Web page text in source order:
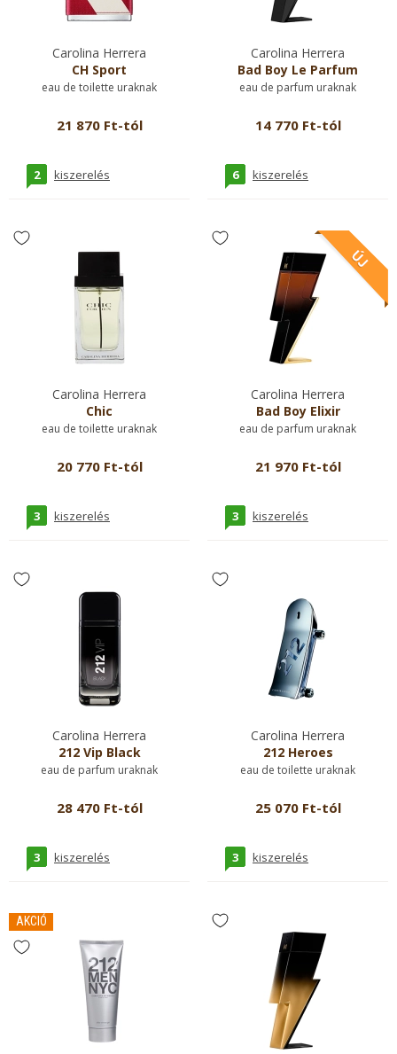
Carolina Herrera
CH Sport
eau de toilette uraknak
21 870 Ft-tól
2 kiszerelés
Carolina Herrera
Bad Boy Le Parfum
eau de parfum uraknak
14 770 Ft-tól
6 kiszerelés
Carolina Herrera
Chic
eau de toilette uraknak
20 770 Ft-tól
3 kiszerelés
Carolina Herrera
Bad Boy Elixir
eau de parfum uraknak
21 970 Ft-tól
3 kiszerelés
Carolina Herrera
212 Vip Black
eau de parfum uraknak
28 470 Ft-tól
3 kiszerelés
Carolina Herrera
212 Heroes
eau de toilette uraknak
25 070 Ft-tól
3 kiszerelés
AKCIÓ